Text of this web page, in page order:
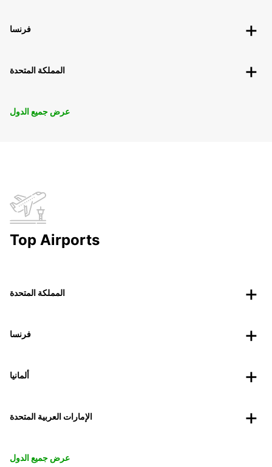
فرنسا
المملكة المتحدة
عرض جميع الدول
Top Airports
المملكة المتحدة
فرنسا
ألمانيا
الإمارات العربية المتحدة
عرض جميع الدول